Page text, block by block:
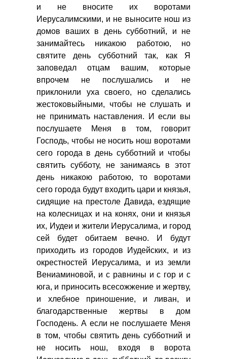
и не вносите их воротами
Иерусалимскими, и не выносите нош из
домов ваших в день субботний, и не
занимайтесь никакою работою, но
святите день субботний так, как Я
заповедал отцам вашим, которые
впрочем не послушались и не
приклонили уха своего, но сделались
жестоковыйными, чтобы не слушать и
не принимать наставления. И если вы
послушаете Меня в том, говорит
Господь, чтобы не носить нош воротами
сего города в день субботний и чтобы
святить субботу, не занимаясь в этот
день никакою работою, то воротами
сего города будут входить цари и князья,
сидящие на престоле Давида, ездящие
на колесницах и на конях, они и князья
их, Иудеи и жители Иерусалима, и город
сей будет обитаем вечно. И будут
приходить из городов Иудейских, и из
окрестностей Иерусалима, и из земли
Вениаминовой, и с равнины и с гор и с
юга, и приносить всесожжение и жертву,
и хлебное приношение, и ливан, и
благодарственные жертвы в дом
Господень. А если не послушаете Меня
в том, чтобы святить день субботний и
не носить нош, входя в ворота